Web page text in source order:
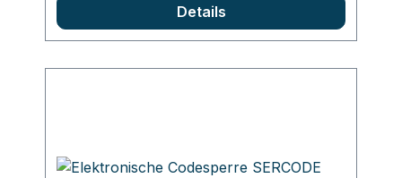
aus Kaliumnitrat und Polyepoxid, welches
auf die brennenden Lithium-Ionen-
Feuerlöschers ist kein Strom erforderlich.
und hat eine Lebensdauer von 15 Jahren.
Details